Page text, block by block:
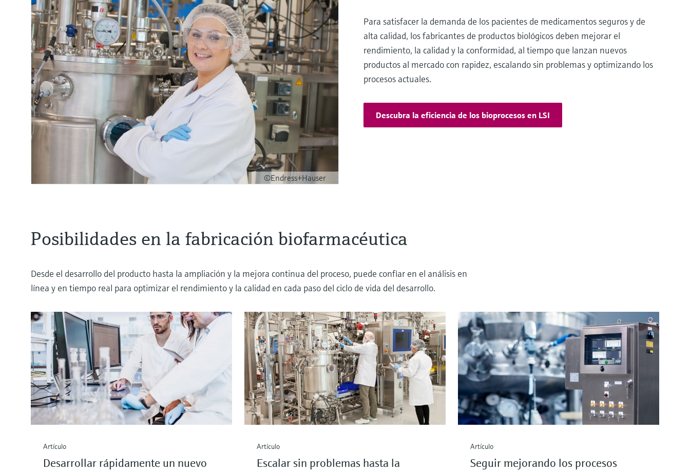
©Endress+Hauser
Para satisfacer la demanda de los pacientes de medicamentos seguros y de
alta calidad, los fabricantes de productos biológicos deben mejorar el
rendimiento, la calidad y la conformidad, al tiempo que lanzan nuevos
productos al mercado con rapidez, escalando sin problemas y optimizando los
procesos actuales.
Descubra la eficiencia de los bioprocesos en LSI
Posibilidades en la fabricación biofarmacéutica
Desde el desarrollo del producto hasta la ampliación y la mejora continua del proceso, puede confiar en el análisis en
línea y en tiempo real para optimizar el rendimiento y la calidad en cada paso del ciclo de vida del desarrollo.
Artículo
Desarrollar rápidamente un nuevo
Artículo
Escalar sin problemas hasta la
Artículo
Seguir mejorando los procesos